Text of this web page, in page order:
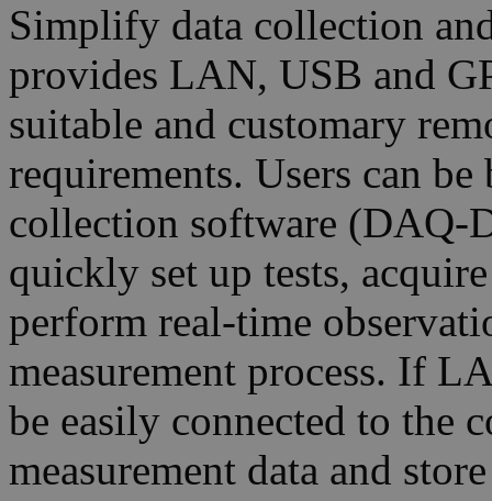
Simplify data collection
provides LAN, USB and
suitable and customary
requirements. Users can
collection software (DAQ-
quickly set up tests,
perform real-time
measurement process. If
be easily connected to the
measurement data and